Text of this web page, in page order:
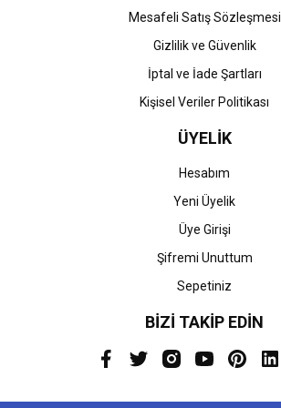
Mesafeli Satış Sözleşmesi
Gizlilik ve Güvenlik
İptal ve İade Şartları
Kişisel Veriler Politikası
ÜYELİK
Hesabım
Yeni Üyelik
Üye Girişi
Şifremi Unuttum
Sepetiniz
BİZİ TAKİP EDİN